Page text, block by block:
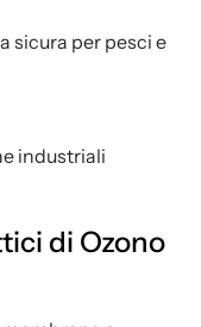
sicura per pesci e
industriali
di Ozono